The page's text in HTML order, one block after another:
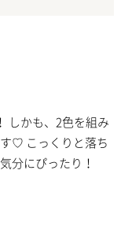
しかも、2色を組み
♡ こっくりと落ち
分にぴったり！